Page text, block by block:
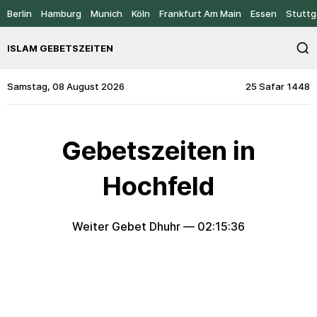
Berlin Hamburg Munich Köln Frankfurt Am Main Essen
ISLAM GEBETSZEITEN
Samstag, 08 August 2026 25 Safar 1448
Gebetszeiten in
Hochfeld
Weiter Gebet Dhuhr — 02:15:36